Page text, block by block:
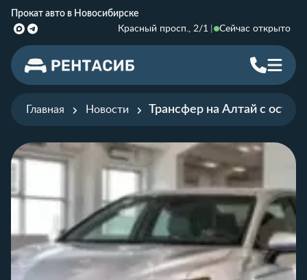
Прокат авто в Новосибирске
Красный просп., 2/1
Сейчас открыто
Главная Новости Трансфер на Алтай с